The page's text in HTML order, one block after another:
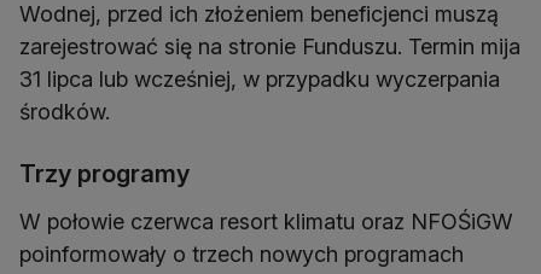
Wodnej, przed ich złożeniem beneficjenci muszą
zarejestrować się na stronie Funduszu. Termin mija
31 lipca lub wcześniej, w przypadku wyczerpania
Trzy programy
W połowie czerwca resort klimatu oraz NFOŚiGW
poinformowały o trzech nowych programach